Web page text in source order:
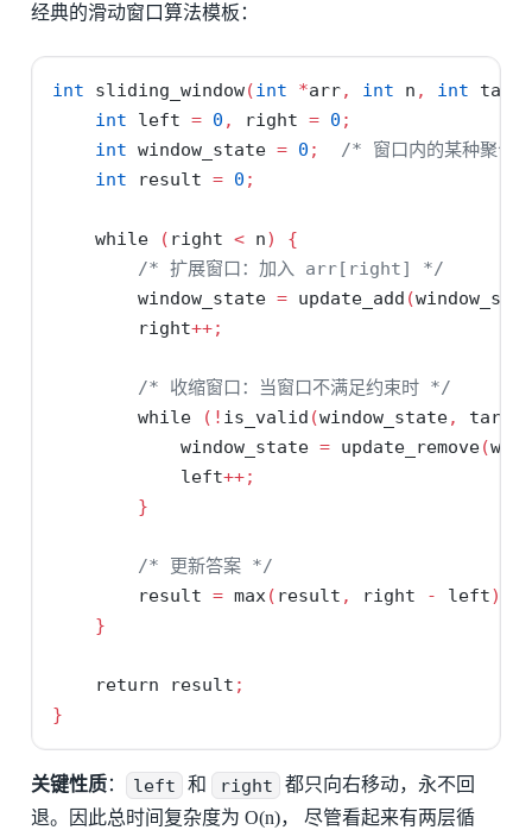
经典的滑动窗口算法模板：
int sliding_window(int *arr, int n , int
int left = 0 , right = 0 ;
int window_state = 0 ;
/* 窗口内的某种聚合
int result = 0 ;
while ( right < n)
{
/* 扩展窗口：加入 arr[right] */
        window_state
= update_add (
        right
++;
/* 收缩窗口：当窗口不满足约束时 */
while
(! is_valid (window_state,
            window_state
= update_remove(
            left
++;
}
/* 更新答案 */
        result
= max( result , right - left);
}
return result ;
}
关键性质： left 和 right
都只向右移动，永不回
退。因此总时间复杂度为 O(n)， 尽管看起来有两层循